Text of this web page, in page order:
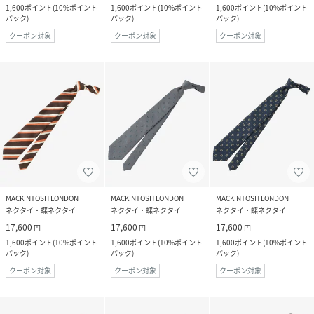
1,600ポイント(10%ポイント
バック)
クーポン対象
1,600ポイント(10%ポイント
バック)
クーポン対象
1,600ポイント(10%ポイント
バック)
クーポン対象
MACKINTOSH LONDON
ネクタイ・蝶ネクタイ
17,600 円
1,600ポイント(10%ポイント
バック)
クーポン対象
MACKINTOSH LONDON
ネクタイ・蝶ネクタイ
17,600 円
1,600ポイント(10%ポイント
バック)
クーポン対象
MACKINTOSH LONDON
ネクタイ・蝶ネクタイ
17,600 円
1,600ポイント(10%ポイント
バック)
クーポン対象